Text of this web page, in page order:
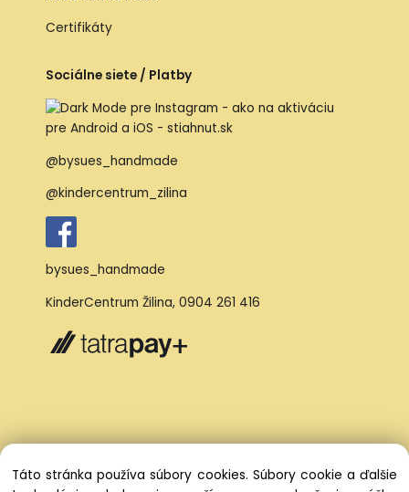
Certifikáty
Sociálne siete / Platby
@bysues_handmade
@kindercentrum_zilina
bysues_handmade
KinderCentrum Žilina, 0904 261 416
Táto stránka používa súbory cookies. Súbory cookie a ďalšie